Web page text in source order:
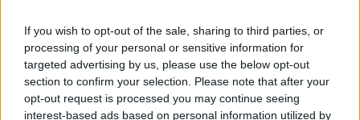
If you wish to opt-out of the sale, sharing to third parties, or
processing of your personal or sensitive information for
targeted advertising by us, please use the below opt-out
section to confirm your selection. Please note that after your
opt-out request is processed you may continue seeing
interest-based ads based on personal information utilized by